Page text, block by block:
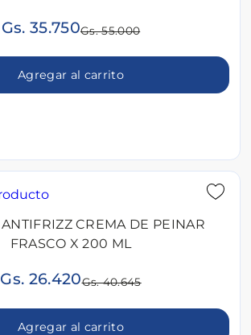
Gs. 35.750Gs. 55.000
Agregar al carrito
CREMA DE PEINAR
FRASCO X 200 ML
Gs. 26.420Gs. 40.645
Agregar al carrito